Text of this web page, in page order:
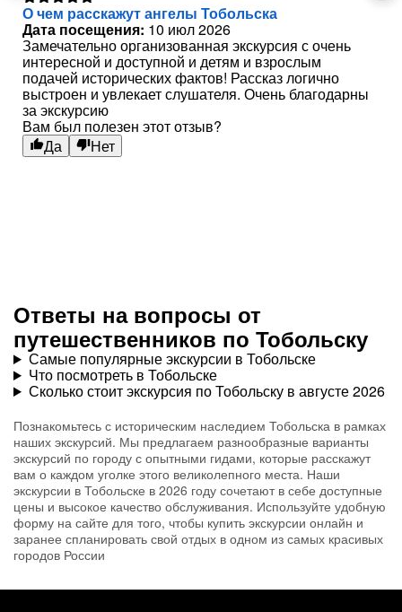
О чем расскажут ангелы Тобольска
Дата посещения: 10 июл 2026
Замечательно организованная экскурсия с очень
интересной и доступной и детям и взрослым
подачей исторических фактов! Рассказ логично
выстроен и увлекает слушателя. Очень благодарны
за экскурсию
Вам был полезен этот отзыв?
Да
Нет
Ответы на вопросы от
путешественников по Тобольску
Самые популярные экскурсии в Тобольске
Что посмотреть в Тобольске
Сколько стоит экскурсия по Тобольску в августе 2026
Познакомьтесь с историческим наследием Тобольска в рамках
наших экскурсий. Мы предлагаем разнообразные варианты
экскурсий по городу с опытными гидами, которые расскажут
вам о каждом уголке этого великолепного места. Наши
экскурсии в Тобольске в 2026 году сочетают в себе доступные
цены и высокое качество обслуживания. Используйте удобную
форму на сайте для того, чтобы купить экскурсии онлайн и
заранее спланировать свой отдых в одном из самых красивых
городов России